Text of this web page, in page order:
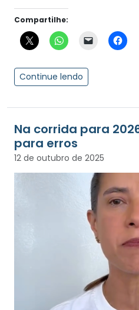
Compartilhe:
Continue lendo
Na corrida para
para erros
12 de outubro de 2025